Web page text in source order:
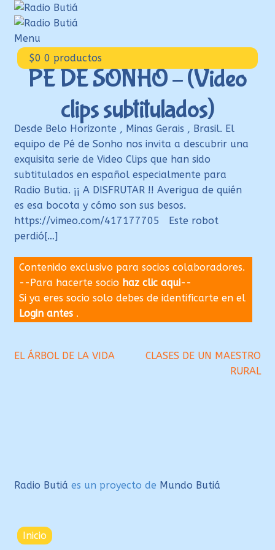
Ir
a
la
navegación
Ir
al
contenido
Menu
Inicio
Login
Armá tu playlist
Quehacer Educativo
Propuestas para el aula
Discoteca Digital Butiá
Hágase socio
Ayuda
$0 0 productos
PÉ DE SONHO – (Video
clips subtitulados)
Desde Belo Horizonte , Minas Gerais , Brasil. El
equipo de Pé de Sonho nos invita a descubrir una
exquisita serie de Video Clips que han sido
subtitulados en español especialmente para
Radio Butia. ¡¡ A DISFRUTAR !! Averigua de quién
es esa bocota y cómo son sus besos.
https://vimeo.com/417177705 Este robot
perdió[…]
Contenido exclusivo para socios colaboradores.
--Para hacerte socio haz clic aqui--
Si ya eres socio solo debes de identificarte en el
Login antes .
Navegación
Anterior:
EL ÁRBOL DE LA VIDA Siguiente:
CLASES DE UN MAESTRO
RURAL
Radio Butiá es un proyecto de Mundo Butiá
Inicio